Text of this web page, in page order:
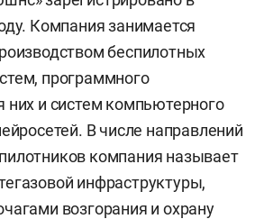
Компания занимается
беспилотных
программного
них и систем компьютерного
В числе направлений
компания называет
инфраструктуры,
возгорания и охрану